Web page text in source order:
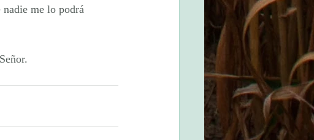
me lo podrá